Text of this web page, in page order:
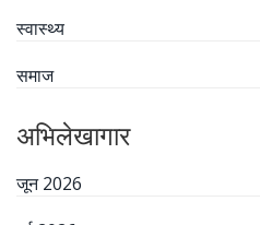
स्वास्थ्य
समाज
अभिलेखागार
जून 2026